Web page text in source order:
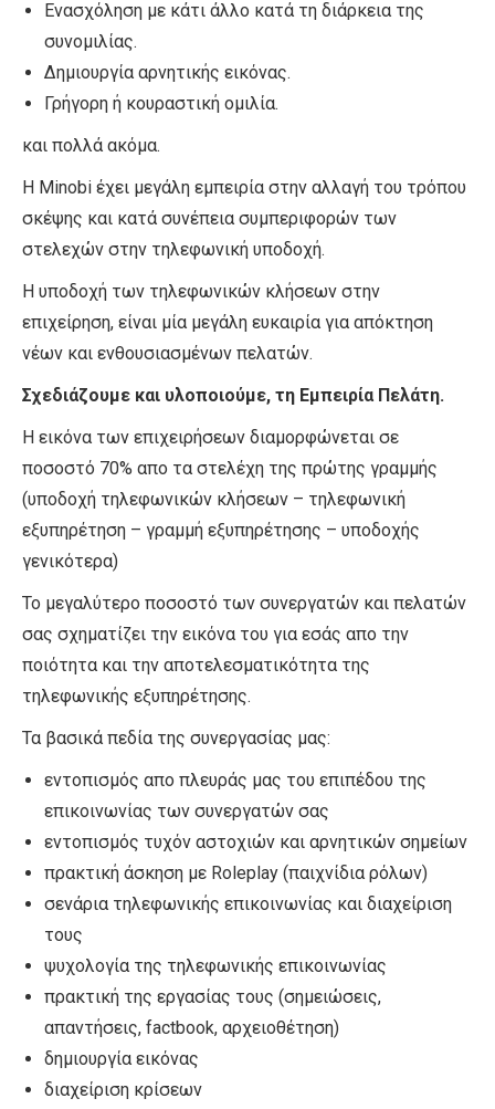
Ενασχόληση με κάτι άλλο κατά τη διάρκεια της
συνομιλίας.
Δημιουργία αρνητικής εικόνας.
Γρήγορη ή κουραστική ομιλία.
και πολλά ακόμα.
Η Minobi έχει μεγάλη εμπειρία στην αλλαγή του τρόπου
σκέψης και κατά συνέπεια συμπεριφορών των
στελεχών στην τηλεφωνική υποδοχή.
Η υποδοχή των τηλεφωνικών κλήσεων στην
επιχείρηση, είναι μία μεγάλη ευκαιρία για απόκτηση
νέων και ενθουσιασμένων πελατών.
Σχεδιάζουμε και υλοποιούμε, τη Εμπειρία Πελάτη.
Η εικόνα των επιχειρήσεων διαμορφώνεται σε
ποσοστό 70% απο τα στελέχη της πρώτης γραμμής
(υποδοχή τηλεφωνικών κλήσεων – τηλεφωνική
εξυπηρέτηση – γραμμή εξυπηρέτησης – υποδοχής
γενικότερα)
Το μεγαλύτερο ποσοστό των συνεργατών και πελατών
σας σχηματίζει την εικόνα του για εσάς απο την
ποιότητα και την αποτελεσματικότητα της
τηλεφωνικής εξυπηρέτησης.
Τα βασικά πεδία της συνεργασίας μας:
εντοπισμός απο πλευράς μας του επιπέδου της
επικοινωνίας των συνεργατών σας
εντοπισμός τυχόν αστοχιών και αρνητικών σημείων
πρακτική άσκηση με Roleplay (παιχνίδια ρόλων)
σενάρια τηλεφωνικής επικοινωνίας και διαχείριση
τους
ψυχολογία της τηλεφωνικής επικοινωνίας
πρακτική της εργασίας τους (σημειώσεις,
απαντήσεις, factbook, αρχειοθέτηση)
δημιουργία εικόνας
διαχείριση κρίσεων